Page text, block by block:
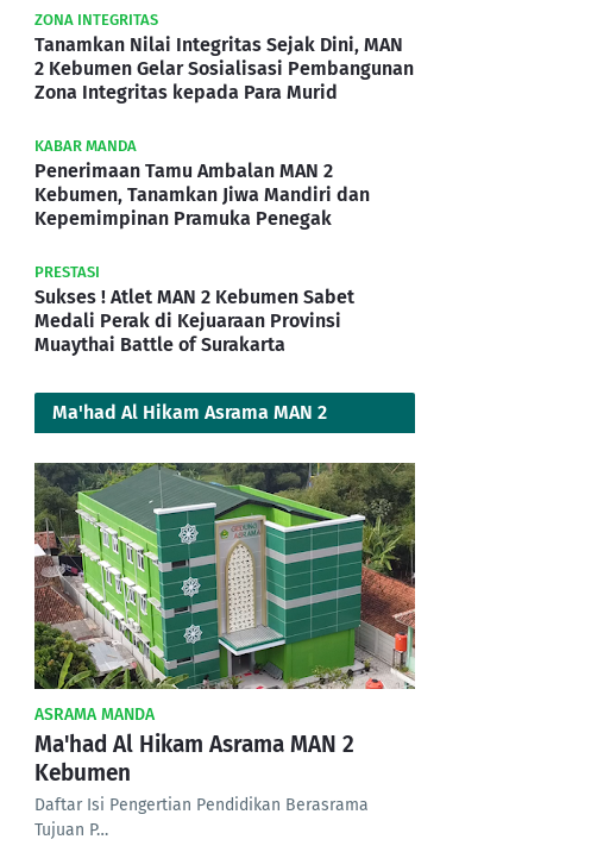
ZONA INTEGRITAS
Tanamkan Nilai Integritas Sejak Dini, MAN
2 Kebumen Gelar Sosialisasi Pembangunan
Zona Integritas kepada Para Murid
KABAR MANDA
Penerimaan Tamu Ambalan MAN 2
Kebumen, Tanamkan Jiwa Mandiri dan
Kepemimpinan Pramuka Penegak
PRESTASI
Sukses ! Atlet MAN 2 Kebumen Sabet
Medali Perak di Kejuaraan Provinsi
Muaythai Battle of Surakarta
Ma'had Al Hikam Asrama MAN 2
ASRAMA MANDA
Ma'had Al Hikam Asrama MAN 2
Kebumen
Daftar Isi Pengertian Pendidikan Berasrama
Tujuan P…